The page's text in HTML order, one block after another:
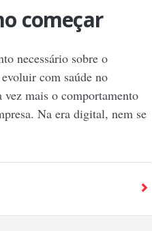
começar
necessário sobre o
com saúde no
vez mais o comportamento
Na era digital, nem se